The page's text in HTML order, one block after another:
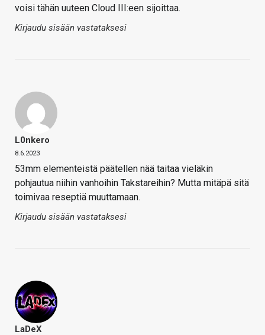
voisi tähän uuteen Cloud III:een sijoittaa.
Kirjaudu sisään vastataksesi
L0nkero
8.6.2023
53mm elementeistä päätellen nää taitaa vieläkin
pohjautua niihin vanhoihin Takstareihin? Mutta mitäpä sitä
toimivaa reseptiä muuttamaan.
Kirjaudu sisään vastataksesi
LaDeX